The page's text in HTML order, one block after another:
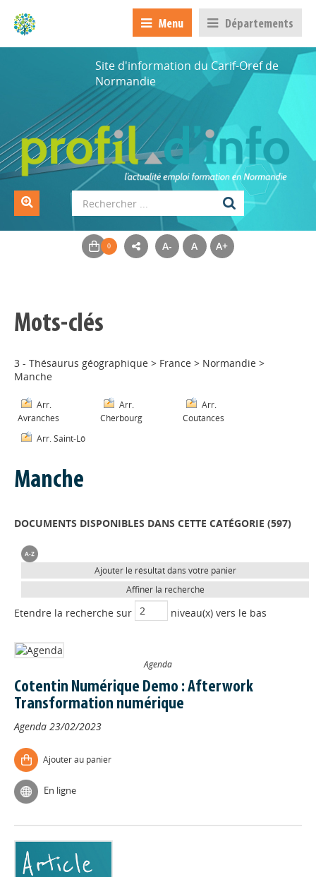
Menu Départements
Site d'information du Carif-Oref de
Normandie
A- A A+
Mots-clés
3 - Thésaurus géographique > France > Normandie >
Manche
Arr.
Avranches
Arr.
Cherbourg
Arr.
Coutances
Arr. Saint-Lô
Manche
DOCUMENTS DISPONIBLES DANS CETTE CATÉGORIE (597)
Ajouter le résultat dans votre panier
Affiner la recherche
Etendre la recherche sur niveau(x) vers le bas
Agenda
Cotentin Numérique Demo : Afterwork
Transformation numérique
Agenda 23/02/2023
Ajouter au panier
En ligne